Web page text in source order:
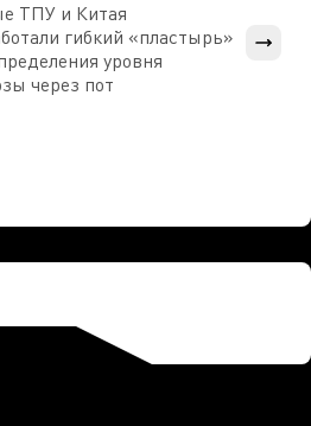
ТПУ и Китая
гибкий «пластырь»
уровня
через пот